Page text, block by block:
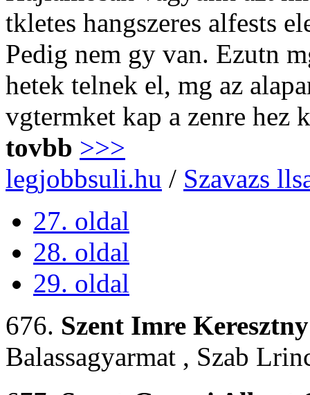
tkletes hangszeres alfests
Pedig nem gy van. Ezutn
hetek telnek el, mg az
vgtermket kap a zenre hez
tovbb >>>
legjobbsuli.hu / Szavazs
27. oldal
28. oldal
29. oldal
676. Szent Imre
Balassagyarmat , Szab